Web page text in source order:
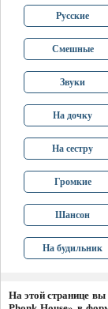
Русские
Смешные
Звуки
На дочку
На сестру
Громкие
Шансон
На будильник
На этой странице